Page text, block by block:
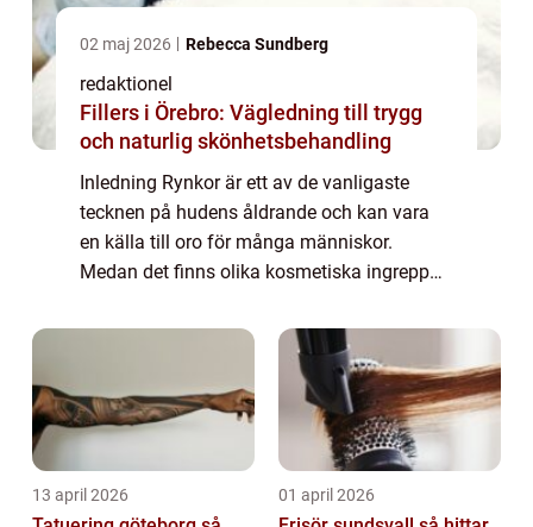
02 maj 2026 Rebecca Sundberg
redaktionel
Fillers i Örebro: Vägledning till trygg
och naturlig skönhetsbehandling
Inledning Rynkor är ett av de vanligaste
tecknen på hudens åldrande och kan vara
en källa till oro för många människor.
Medan det finns olika kosmetiska ingrepp
många att leta efter naturliga alternativ f...
13 april 2026 01 april 2026